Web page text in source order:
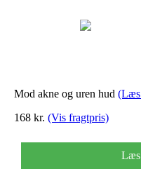
Mod akne og uren hud (Læs
168 kr. (Vis fragtpris)
Læs